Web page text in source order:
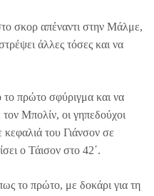
σκορ απέναντι στην Μάλμε,
άλλες τόσες και να
πρώτο σφύριγμα και να
Μπολίν, οι γηπεδούχοι
κεφαλιά του Γιάνσον σε
ο Τάισον στο 42΄.
το πρώτο, με δοκάρι για τη